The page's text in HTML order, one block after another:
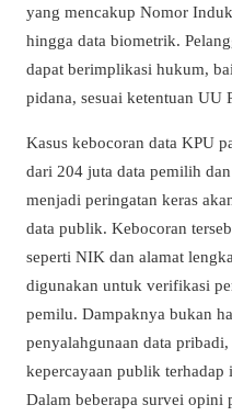
yang mencakup Nomor
hingga data biometrik.
dapat berimplikasi hukum,
pidana, sesuai ketentuan UU
Kasus kebocoran data KPU
dari 204 juta data pemilih
menjadi peringatan keras
data publik. Kebocoran
seperti NIK dan alamat
digunakan untuk verifikasi
pemilu. Dampaknya bukan
penyalahgunaan data
kepercayaan publik terhadap
Dalam beberapa survei opini